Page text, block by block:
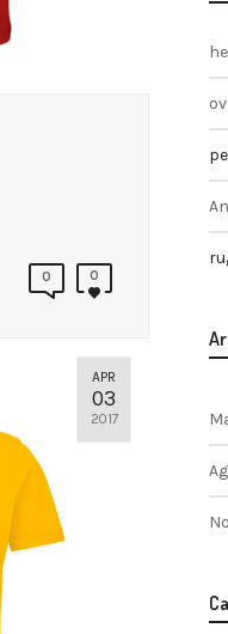
0 0
APR
03
2017